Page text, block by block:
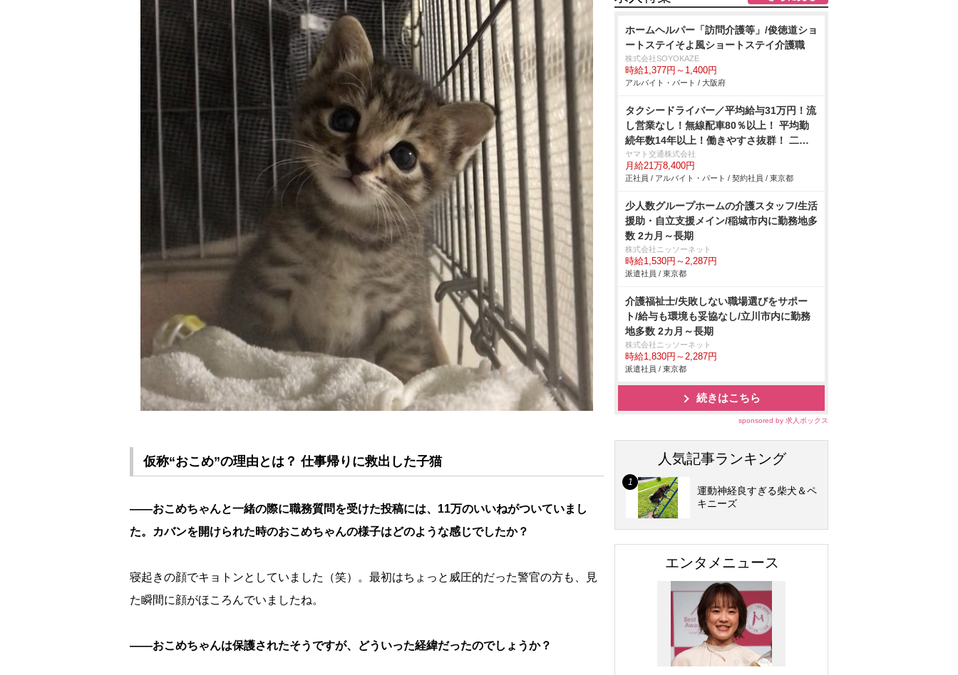
仮称“おこめ”の理由とは？ 仕事帰りに救出した子猫
――おこめちゃんと一緒の際に職務質問を受けた投稿には、11万のいいねがついていまし
た。カバンを開けられた時のおこめちゃんの様子はどのような感じでしたか？
寝起きの顔でキョトンとしていました（笑）。最初はちょっと威圧的だった警官の方も、見
た瞬間に顔がほころんでいましたね。
――おこめちゃんは保護されたそうですが、どういった経緯だったのでしょうか？
ホームヘルパー「訪問介護等」/俊徳道ショ
ートステイそよ風ショートステイ介護職
株式会社SOYOKAZE
時給1,377円～1,400円
アルバイト・パート / 大阪府
タクシードライバー／平均給与31万円！流
し営業なし！無線配車80％以上！ 平均勤
続年数14年以上！働きやすさ抜群！ 二種
免許取得費用全額負担！未経験者も大歓
迎！
ヤマト交通株式会社
月給21万8,400円
正社員 / アルバイト・パート / 契約社員 / 東京都
少人数グループホームの介護スタッフ/生活
援助・自立支援メイン/稲城市内に勤務地多
数 2カ月～長期
株式会社ニッソーネット
時給1,530円～2,287円
派遣社員 / 東京都
介護福祉士/失敗しない職場選びをサポー
ト/給与も環境も妥協なし/立川市内に勤務
地多数 2カ月～長期
株式会社ニッソーネット
時給1,830円～2,287円
派遣社員 / 東京都
続きはこちら
sponsored by 求人ボックス
人気記事ランキング
運動神経良すぎる柴犬＆ペ
キニーズ
エンタメニュース